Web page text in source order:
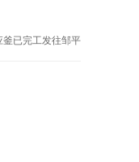
已完工发往邹平